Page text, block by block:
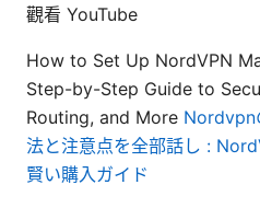
觀看 YouTube
How to Set Up NordVPN
Step-by-Step Guide to
Routing, and More Nordvpn
法と注意点を全部話し :
賢い購入ガイド